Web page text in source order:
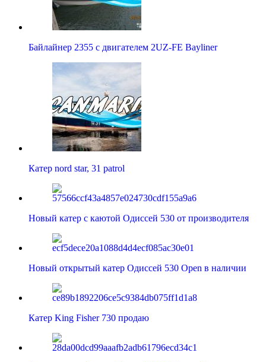
Байлайнер 2355 с двигателем 2UZ-FE Bayliner
Катер nord star, 31 patrol
Новый катер с каютой Одиссей 530 от производителя
Новый открытый катер Одиссей 530 Open в наличии
Катер King Fisher 730 продаю